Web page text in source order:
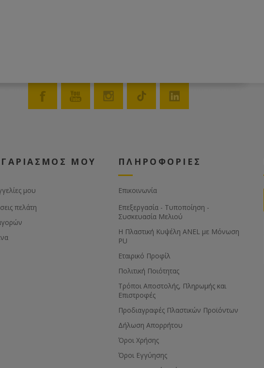
ΜΟΥ
μου
πελάτη
ΠΛΗΡΟΦΟΡΙΕΣ
Επικοινωνία
Επεξεργασία - Τυποποίηση -
Συσκευασία Μελιού
Η Πλαστική Κυψέλη ANEL με Μόνωση
PU
Εταιρικό Προφίλ
Πολιτική Ποιότητας
Τρόποι Αποστολής, Πληρωμής και
Επιστροφές
Προδιαγραφές Πλαστικών Προϊόντων
Δήλωση Απορρήτου
Όροι Χρήσης
Όροι Εγγύησης